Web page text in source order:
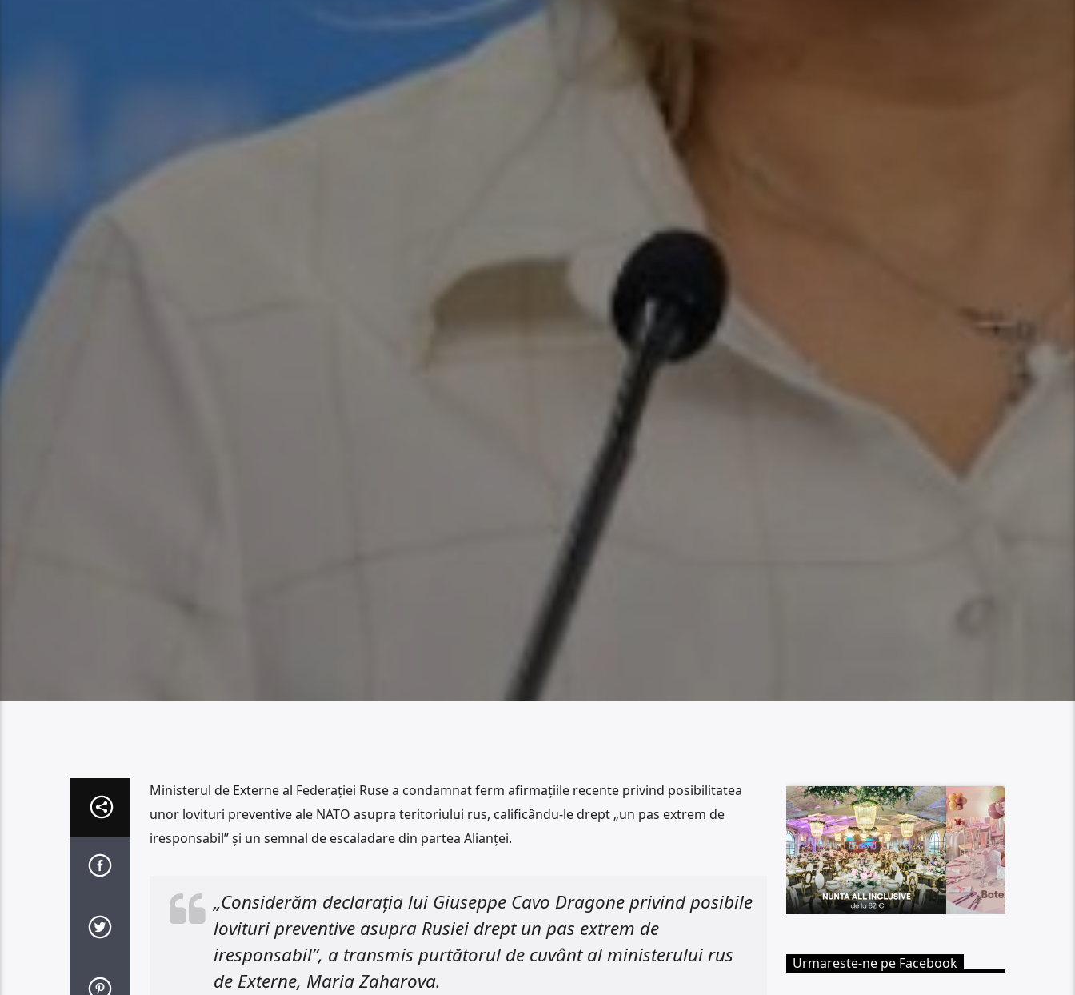
Ministerul de Externe al Federației Ruse a condamnat ferm afirmațiile recente privind posibilitatea
unor lovituri preventive ale NATO asupra teritoriului rus, calificându-le drept „un pas extrem de
iresponsabil” și un semnal de escaladare din partea Alianței.
„Considerăm declarația lui Giuseppe Cavo Dragone privind posibile
lovituri preventive asupra Rusiei drept un pas extrem de
iresponsabil”, a transmis purtătorul de cuvânt al ministerului rus
de Externe, Maria Zaharova.
Urmareste-ne pe Facebook